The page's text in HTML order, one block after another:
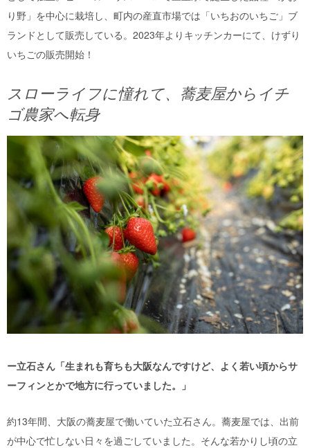
り野」を中心に栽培し、町内の産直市場では「いちおのいちご」ブ
ランドとして販売している。2023年よりキッチンカーにて、けずり
いちごの販売開始！
スローライフに憧れて、蕎麦屋からイチ
ゴ農家へ転身
ー立石さん「生まれも育ちも大阪なんですけど、よく若い頃からサ
ーフィンとかで地方に行っていました。」
約13年間、大阪の蕎麦屋で働いていた立石さん。蕎麦屋では、出前
が中心で忙しない日々を過ごしていました。そんな若かりし頃の立